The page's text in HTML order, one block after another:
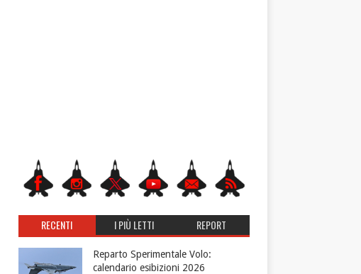
RECENTI I PIÙ LETTI REPORT
Reparto Sperimentale Volo:
calendario esibizioni 2026